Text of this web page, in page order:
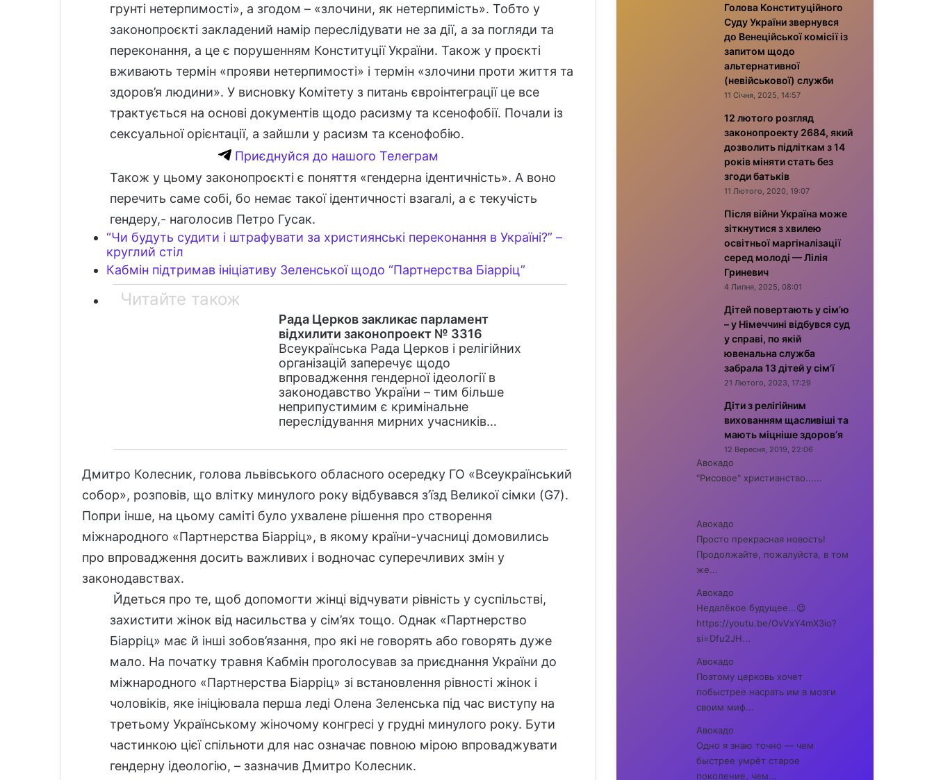
грунті нетерпимості», а згодом – «злочини, як нетерпимість». Тобто у
законопроєкті закладений намір переслідувати не за дії, а за погляди та
переконання, а це є порушенням Конституції України. Також у проєкті
вживають термін «прояви нетерпимості» і термін «злочини проти життя та
здоров’я людини». У висновку Комітету з питань євроінтеграції це все
трактується на основі документів щодо расизму та ксенофобії. Почали із
сексуальної орієнтації, а зайшли у расизм та ксенофобію.
Приєднуйся до нашого Телеграм
Також у цьому законопроєкті є поняття «гендерна ідентичність». А воно
перечить саме собі, бо немає такої ідентичності взагалі, а є текучість
гендеру,- наголосив Петро Гусак.
“Чи будуть судити і штрафувати за християнські переконання в Україні?” –
круглий стіл
Кабмін підтримав ініціативу Зеленської щодо “Партнерства Біарріц”
Читайте також
Рада Церков закликає парламент
відхилити законопроект № 3316
Всеукраїнська Рада Церков і релігійних
організацій заперечує щодо
впровадження гендерної ідеології в
законодавство України – тим більше
неприпустимим є кримінальне
переслідування мирних учасників…
Дмитро Колесник, голова львівського обласного осередку ГО «Всеукраїнський
собор», розповів, що влітку минулого року відбувався з’їзд Великої сімки (G7).
Попри інше, на цьому саміті було ухвалене рішення про створення
міжнародного «Партнерства Біарріц», в якому країни-учасниці домовились
про впровадження досить важливих і водночас суперечливих змін у
законодавствах.
Йдеться про те, щоб допомогти жінці відчувати рівність у суспільстві,
захистити жінок від насильства у сім’ях тощо. Однак «Партнерство
Біарріц» має й інші зобов’язання, про які не говорять або говорять дуже
мало. На початку травня Кабмін проголосував за приєднання України до
міжнародного «Партнерства Біарріц» зі встановлення рівності жінок і
чоловіків, яке ініціювала перша леді Олена Зеленська під час виступу на
третьому Українському жіночому конгресі у грудні минулого року. Бути
частинкою цієї спільноти для нас означає повною мірою впроваджувати
гендерну ідеологію, – зазначив Дмитро Колесник.
Голова Конституційного
Суду України звернувся
до Венеційської комісії із
запитом щодо
альтернативної
(невійськової) служби
11 Січня, 2025, 14:57
12 лютого розгляд
законопроекту 2684, який
дозволить підліткам з 14
років міняти стать без
згоди батьків
11 Лютого, 2020, 19:07
Після війни Україна може
зіткнутися з хвилею
освітньої маргіналізації
серед молоді — Лілія
Гриневич
4 Липня, 2025, 08:01
Дітей повертають у сім’ю
– у Німеччині відбувся суд
у справі, по якій
ювенальна служба
забрала 13 дітей у сім’ї
21 Лютого, 2023, 17:29
Діти з релігійним
вихованням щасливіші та
мають міцніше здоров’я
12 Вересня, 2019, 22:06
Авокадо
"Рисовое" христианство......
Авокадо
Просто прекрасная новость!
Продолжайте, пожалуйста, в том
же...
Авокадо
Недалёкое будущее...😉
https://youtu.be/OvVxY4mX3io?
si=Dfu2JH...
Авокадо
Поэтому церковь хочет
побыстрее насрать им в мозги
своим миф...
Авокадо
Одно я знаю точно — чем
быстрее умрёт старое
поколение, чем...